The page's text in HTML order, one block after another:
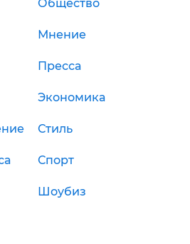
Общество
Мнение
Пресса
Экономика
Стиль
Спорт
Шоубиз